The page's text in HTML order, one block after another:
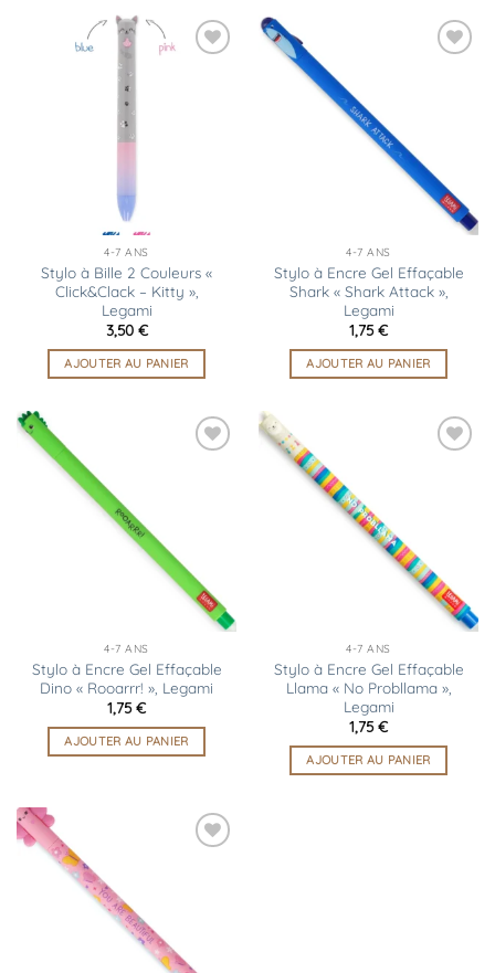
4-7 ANS
Stylo à Bille 2 Couleurs «
Click&Clack – Kitty »,
Legami
3,50 €
AJOUTER AU PANIER
4-7 ANS
Stylo à Encre Gel Effaçable
Shark « Shark Attack »,
Legami
1,75€
AJOUTER AU PANIER
4-7 ANS
Stylo à Encre Gel Effaçable
Dino « Rooarrr! », Legami
1,75€
AJOUTER AU PANIER
4-7 ANS
Stylo à Encre Gel Effaçable
Llama « No Probllama »,
Legami
1,75€
AJOUTER AU PANIER